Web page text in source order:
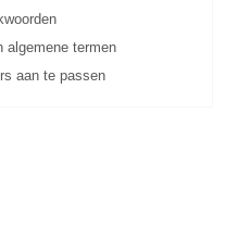
algemene termen
aan te passen